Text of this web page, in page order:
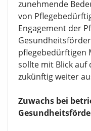
zunehmende
von
Engagement der
pflegebedürftigen
sollte mit Blick auf
zukünftig weiter
Zuwachs bei